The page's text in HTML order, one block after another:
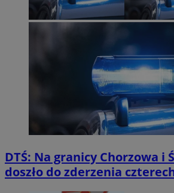
DTŚ: Na granicy Chorzowa i
doszło do zderzenia